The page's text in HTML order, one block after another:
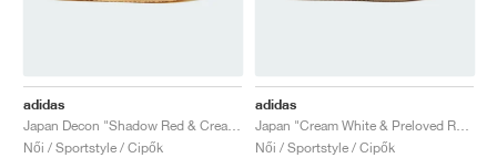
adidas
Női / Sportstyle / Cipők
adidas
Női / Sportstyle / Cipők